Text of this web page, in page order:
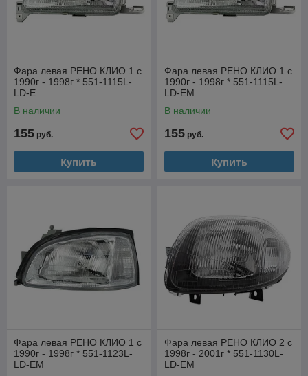
Фара левая РЕНО КЛИО 1 с
1990г - 1998г * 551-1115L-
LD-E
В наличии
155 руб.
Купить
Фара левая РЕНО КЛИО 1 с
1990г - 1998г * 551-1115L-
LD-EM
В наличии
155 руб.
Купить
Фара левая РЕНО КЛИО 1 с
1990г - 1998г * 551-1123L-
LD-EM
Фара левая РЕНО КЛИО 2 с
1998г - 2001г * 551-1130L-
LD-EM